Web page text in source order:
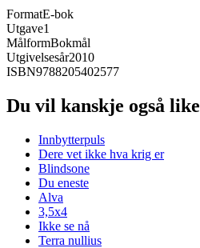
FormatE-bok
Utgave1
MålformBokmål
Utgivelsesår2010
ISBN9788205402577
Du vil kanskje også like
Innbytterpuls
Dere vet ikke hva krig er
Blindsone
Du eneste
Alva
3,5x4
Ikke se nå
Terra nullius